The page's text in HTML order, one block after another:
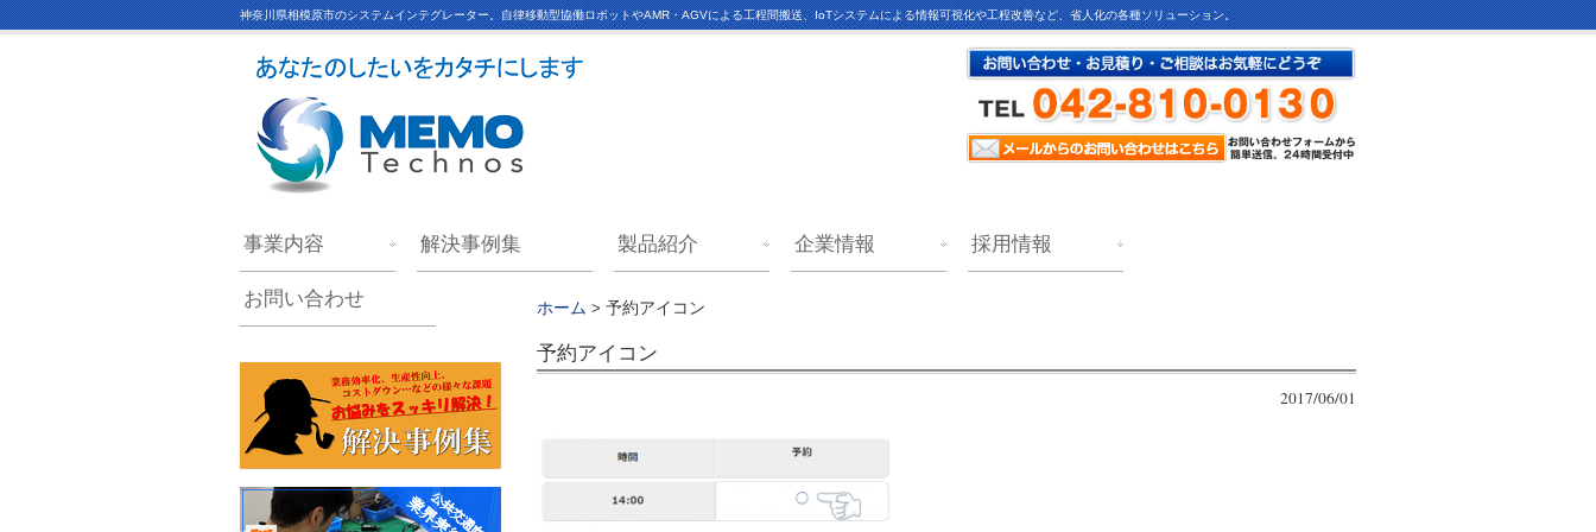
神奈川県相模原市のシステムインテグレーター。自律移動型協働ロボットやAMR・AGVによる工程間搬送、IoTシステムによる情報可視化や工程改善など、省人化の各種ソリューション。
事業内容 解決事例集 製品紹介 企業情報 採用情報
お問い合わせ ホーム > 予約アイコン
予約アイコン
2017/06/01